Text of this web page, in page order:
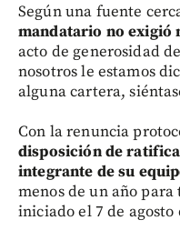
Según una fuente
mandatario no exigió
acto de generosidad
nosotros le estamos
alguna cartera,
Con la renuncia
disposición de
integrante de su
menos de un año
iniciado el 7 de agosto